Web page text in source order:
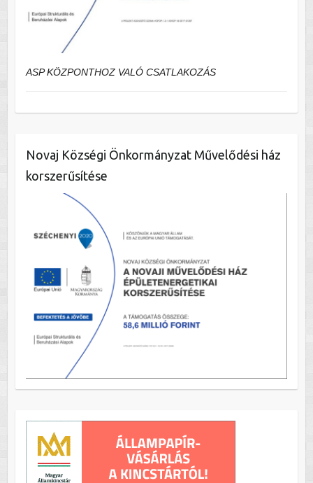
ASP KÖZPONTHOZ VALÓ CSATLAKOZÁS
Novaj Községi Önkormányzat Művelődési ház
korszerűsítése